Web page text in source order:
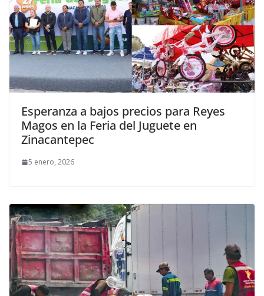
Esperanza a bajos precios para Reyes
Magos en la Feria del Juguete en
Zinacantepec
5 enero, 2026